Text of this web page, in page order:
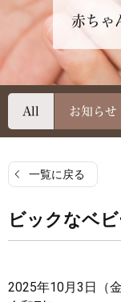
赤ちゃ
All お知らせ
一覧に戻る
ビックなベ
2025年10月3日（金